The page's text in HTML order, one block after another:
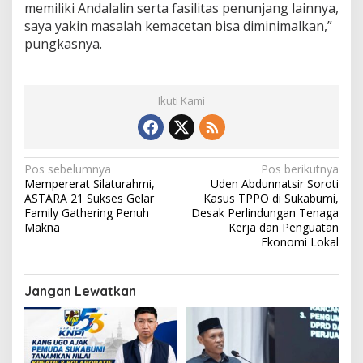
memiliki Andalalin serta fasilitas penunjang lainnya,
saya yakin masalah kemacetan bisa diminimalkan,”
pungkasnya.
Ikuti Kami
N
a
v
a
s
p
Pos sebelumnya
Mempererat Silaturahmi,
ASTARA 21 Sukses Gelar
Family Gathering Penuh
Makna
Pos berikutnya
Uden Abdunnatsir Soroti
Kasus TPPO di Sukabumi,
Desak Perlindungan Tenaga
Kerja dan Penguatan
Ekonomi Lokal
Jangan Lewatkan